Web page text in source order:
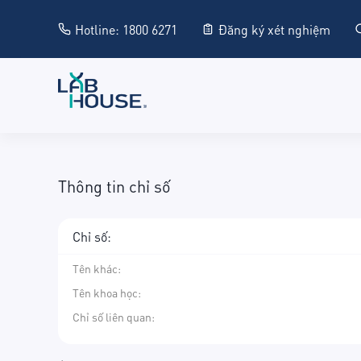
Hotline: 1800 6271 Đăng ký xét nghiệm
Thông tin chỉ số
Chỉ số:
Tên khác:
Tên khoa học:
Chỉ số liên quan: